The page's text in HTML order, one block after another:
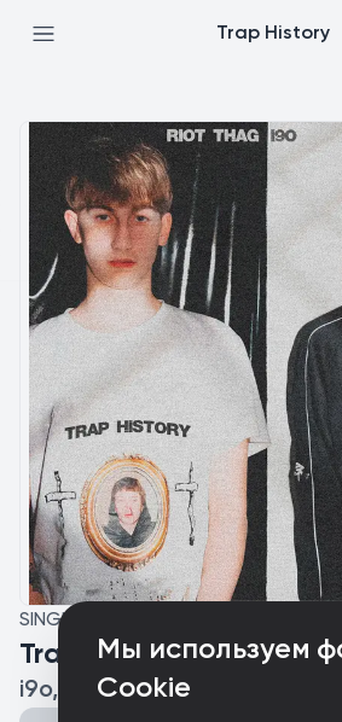
Мы используем
Cookie
Trap History
SINGLE
Trap History
i9o, Riot Thug